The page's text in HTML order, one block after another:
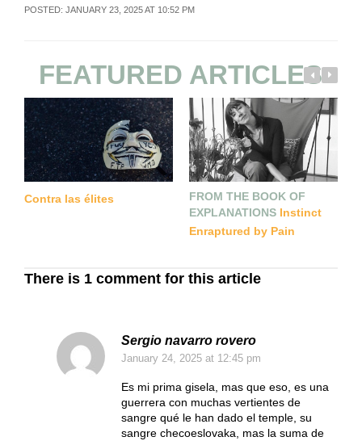
POSTED: JANUARY 23, 2025 AT 10:52 PM
FEATURED ARTICLES
Contra las élites
FROM THE BOOK OF
EXPLANATIONS Instinct
Enraptured by Pain
There is 1 comment for this article
Sergio navarro rovero
January 24, 2025at 12:45 pm
Es mi prima gisela, mas que eso, es una
guerrera con muchas vertientes de
sangre qué le han dado el temple, su
sangre checoeslovaka, mas la suma de